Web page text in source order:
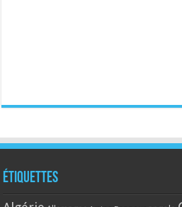
Étiquettes